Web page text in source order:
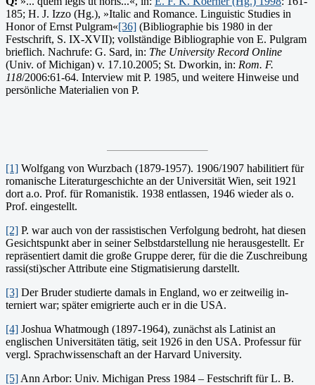
185; H. J. Izzo (Hg.), »Italic and Romance. Linguistic Stu­dies in
Honor of Ernst Pulgram«[36] (Bibliographie bis 1980 in der
Festschrift, S. IX-XVII); vollständige Bibliographie von E. Pulgram
brieflich. Nachrufe: G. Sard, in: The University Record Online
(Univ. of Michigan) v. 17.10.2005; St. Dworkin, in: Rom. F.
118/2006:61-64. Interview mit P. 1985, und weitere Hinweise und
persönliche Materialien von P.
[1] Wolfgang von Wurzbach (1879-1957). 1906/1907 habilitiert für
romanische Literaturgeschichte an der Universität Wien, seit 1921
dort a.o. Prof. für Romanistik. 1938 entlassen, 1946 wieder als o.
Prof. eingestellt.
[2] P. war auch von der rassistischen Verfolgung bedroht, hat diesen
Gesichtspunkt aber in seiner Selbstdarstellung nie herausgestellt. Er
repräsentiert damit die große Gruppe derer, für die die Zuschreibung
rassi(sti)scher Attribute eine Stigmatisierung darstellt.
[3] Der Bruder stu­dierte damals in England, wo er zeitweilig in­
terniert war; später emigrierte auch er in die USA.
[4] Joshua Whatmough (1897-1964), zunächst als Latinist an
englischen Universitäten tätig, seit 1926 in den USA. Professur für
vergl. Sprachwissenschaft an der Harvard University.
[5] Ann Ar­bor: Univ. Michigan Press 1984 – Festschrift für L. B.